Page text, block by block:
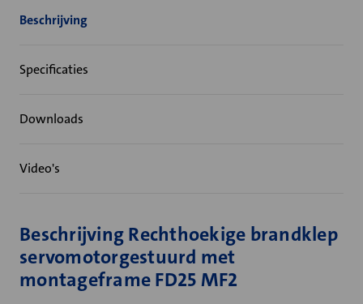
Beschrijving
Specificaties
Downloads
Video's
Beschrijving Rechthoekige brandklep
servomotorgestuurd met
montageframe FD25 MF2